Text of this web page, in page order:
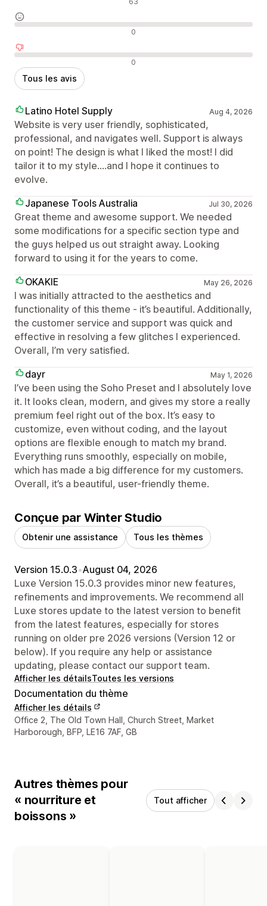
0
0
Tous les avis
Latino Hotel Supply Aug 4, 2026
Website is very user friendly, sophisticated,
professional, and navigates well. Support is always
on point! The design is what I liked the most! I did
tailor it to my style....and I hope it continues to
evolve.
Japanese Tools Australia
Jul 30, 2026
Great theme and awesome support. We needed
some modifications for a specific section type and
the guys helped us out straight away. Looking
forward to using it for the years to come.
OKAKIE
May 26, 2026
I was initially attracted to the aesthetics and
functionality of this theme - it’s beautiful. Additionally,
the customer service and support was quick and
effective in resolving a few glitches I experienced.
Overall, I’m very satisfied.
dayr
May 1, 2026
I’ve been using the Soho Preset and I absolutely love
it. It looks clean, modern, and gives my store a really
premium feel right out of the box. It’s easy to
customize, even without coding, and the layout
options are flexible enough to match my brand.
Everything runs smoothly, especially on mobile,
which has made a big difference for my customers.
Overall, it’s a beautiful, user-friendly theme.
Conçue par Winter Studio
Obtenir une assistance Tous les thèmes
Version 15.0.3•August 04, 2026
Luxe Version 15.0.3 provides minor new features,
refinements and improvements. We recommend all
Luxe stores update to the latest version to benefit
from the latest features, especially for stores
running on older pre 2026 versions (Version 12 or
below). If you require any help or assistance
updating, please contact our support team.
Afficher les détailsToutes les versions
Documentation du thème
Afficher les détails
Coordonnées du concepteur
Office 2, The Old Town Hall, Church Street, Market
Harborough, BFP, LE16 7AF, GB
Autres thèmes pour
« nourriture et
boissons »
Tout afficher